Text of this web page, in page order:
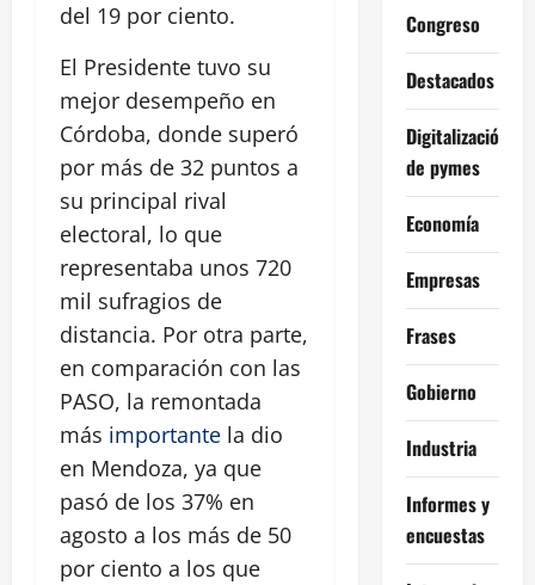
del 19 por ciento.
El Presidente tuvo su
mejor desempeño en
Córdoba, donde superó
por más de 32 puntos a
su principal rival
electoral, lo que
representaba unos 720
mil sufragios de
distancia. Por otra parte,
en comparación con las
PASO, la remontada
más importante la dio
en Mendoza, ya que
pasó de los 37% en
agosto a los más de 50
por ciento a los que
Congreso
Destacados
Digitalización
de pymes
Economía
Empresas
Frases
Gobierno
Industria
Informes y
encuestas